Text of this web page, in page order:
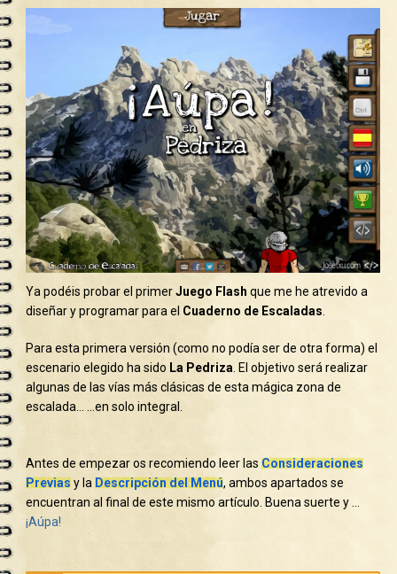
Ya podéis probar el primerJuego Flash que me he atrevido a
diseñar y programar para el Cuaderno de Escaladas
Para esta primera versión (como no podía ser de otra forma) el
escenario elegido ha sido La Pedriza . El objetivo será realizar
algunas de las vías más clásicas de esta mágica zona de
escalada… …en solo integral.
Antes de empezar os recomiendo leer lasConsideraciones
Previasy laDescripción del Menú, ambos apartados se
encuentran al final de este mismo artículo. Buena suerte y …
¡Aúpa!